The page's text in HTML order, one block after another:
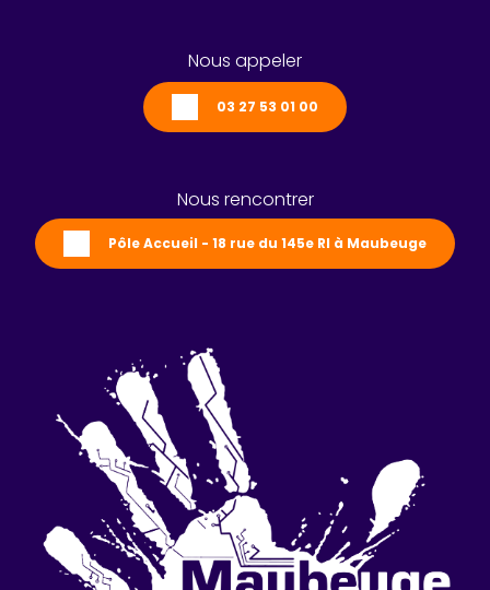
Nous appeler
03 27 53 01 00
Nous rencontrer
Pôle Accueil - 18 rue du 145e RI à Maubeuge